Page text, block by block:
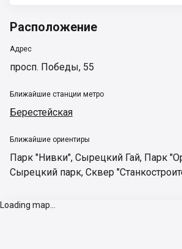
Расположение
Адрес
просп. Победы, 55
Ближайшие станции метро
Берестейская
Ближайшие ориентиры
Парк "Нивки", Сырецкий Гай, Парк
Сырецкий парк, Сквер
Loading map...